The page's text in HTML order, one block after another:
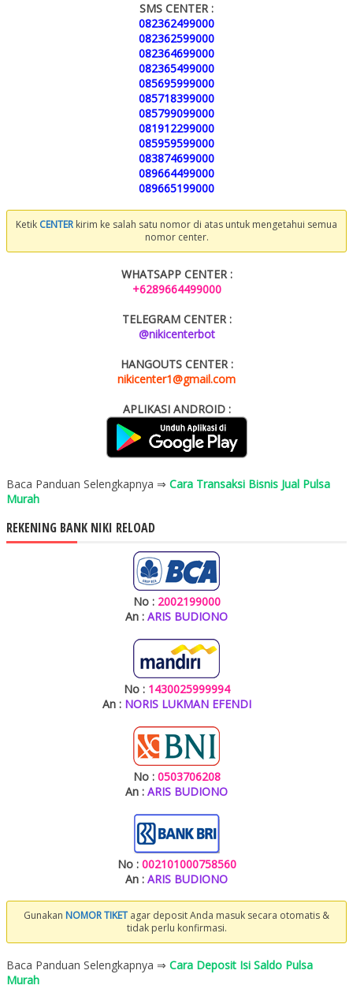
SMS CENTER :
082362499000
082362599000
082364699000
082365499000
085695999000
085718399000
085799099000
081912299000
085959599000
083874699000
089664499000
089665199000
Ketik CENTER kirim ke salah satu nomor di atas untuk mengetahui semua
nomor center.
WHATSAPP CENTER :
+6289664499000
TELEGRAM CENTER :
@nikicenterbot
HANGOUTS CENTER :
nikicenter1@gmail.com
APLIKASI ANDROID :
Baca Panduan Selengkapnya ⇒ Cara Transaksi Bisnis Jual Pulsa
Murah
REKENING BANK NIKI RELOAD
No : 2002199000
An : ARIS BUDIONO
No : 1430025999994
An : NORIS LUKMAN EFENDI
No : 0503706208
An : ARIS BUDIONO
No : 002101000758560
An : ARIS BUDIONO
Gunakan NOMOR TIKET agar deposit Anda masuk secara otomatis &
tidak perlu konfirmasi.
Baca Panduan Selengkapnya ⇒ Cara Deposit Isi Saldo Pulsa
Murah